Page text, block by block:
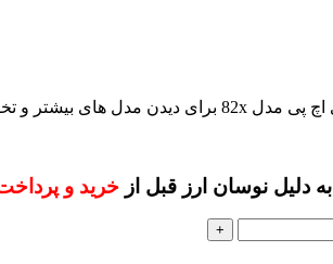
برای دیدن مدل های بیشتر و
به دلیل نوسان ارز قبل از خرید و